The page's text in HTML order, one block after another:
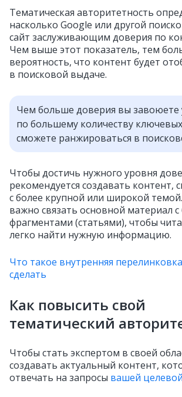
Тематическая авторитетность
насколько Google или другой
сайт заслуживающим доверия по
Чем выше этот показатель, тем
вероятность, что контент будет
в поисковой выдаче.
Чем больше доверия вы завоюете
по большему количеству
сможете ранжироваться в
Чтобы достичь нужного уровня
рекомендуется создавать контент,
с более крупной или широкой
важно связать основной материал
фрагментами (статьями), чтобы
легко найти нужную информацию.
Что такое внутренняя
сделать
Как повысить свой
тематический
Чтобы стать экспертом в своей
создавать актуальный контент,
отвечать на запросы вашей